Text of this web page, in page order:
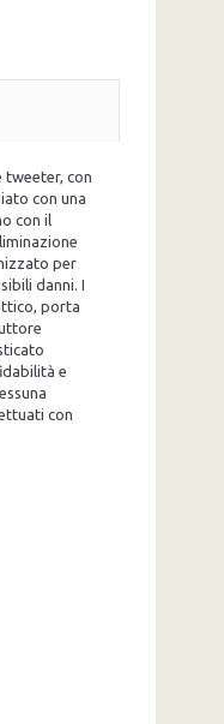
tweeter, con
con una
con il
per
danni. I
porta
e
con